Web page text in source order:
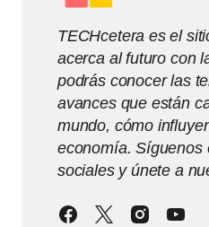
TECHcetera es el
acerca al futuro con
podrás conocer las
avances que están
mundo, cómo
economía. Síguenos
sociales y únete a